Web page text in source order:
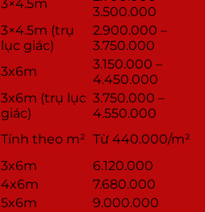
3×4.5m
3.500.000
3×4.5m (trụ
lục giác)
2.900.000 –
3.750.000
3x6m
3.150.000 –
4.450.000
3x6m (trụ lục
giác)
3.750.000 –
4.550.000
Tính theo m² Từ 440.000/m²
3x6m
6.120.000
4x6m
7.680.000
5x6m
9.000.000